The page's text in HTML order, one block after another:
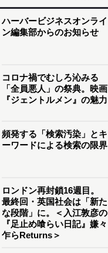
ハーバービジネスオンライ
ン編集部からのお知らせ
コロナ禍でむしろ沁みる
「全員悪人」の祭典。映画
『ジェントルメン』の魅力
頻発する「検索汚染」とキ
ーワードによる検索の限界
ロンドン再封鎖16週目。
最終回・英国社会は「新た
な段階」に。＜入江敦彦の
『足止め喰らい日記』嫌々
乍らReturns＞